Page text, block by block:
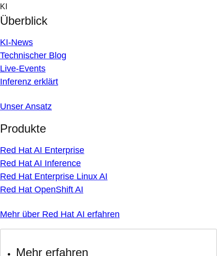
Skip
to
content
KI
Überblick
KI-News
Technischer Blog
Live-Events
Inferenz erklärt
Unser Ansatz
Produkte
Red Hat AI Enterprise
Red Hat AI Inference
Red Hat Enterprise Linux AI
Red Hat OpenShift AI
Mehr über Red Hat AI erfahren
Mehr erfahren